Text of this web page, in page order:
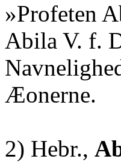
»Profeten
Abila V. f.
Æonerne.
2) Hebr.,